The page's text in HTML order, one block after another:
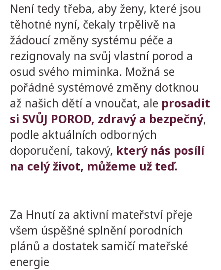
Není tedy třeba, aby ženy, které jsou
těhotné nyní, čekaly trpělivě na
žádoucí změny systému péče a
rezignovaly na svůj vlastní porod a
osud svého miminka. Možná se
pořádné systémové změny dotknou
až našich dětí a vnoučat, ale prosadit
si SVŮJ POROD, zdravý a bezpečný,
podle aktuálních odborných
doporučení, takový, který nás posílí
na celý život, můžeme už teď.
Za Hnutí za aktivní mateřství přeje
všem úspěšné splnění porodních
plánů a dostatek samičí mateřské
energie